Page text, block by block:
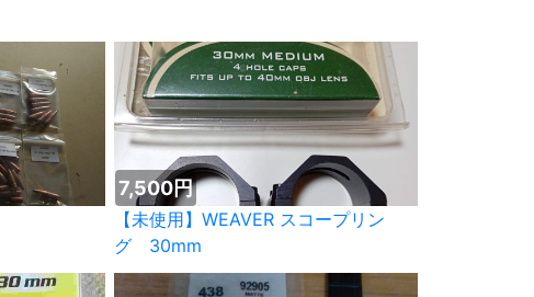
7,500円
【未使用】WEAVER スコープリン
グ 30mm